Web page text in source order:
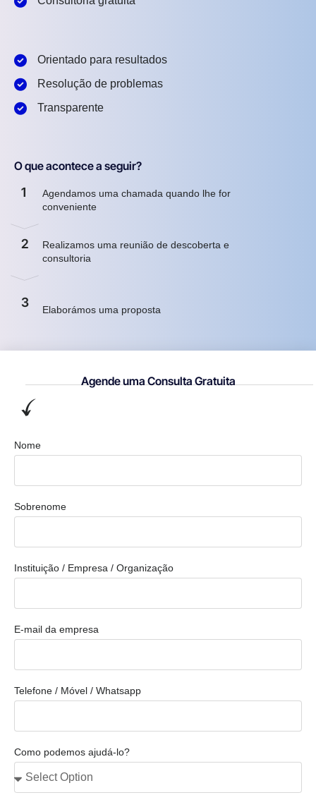
Orientado para resultados
Resolução de problemas
Transparente
O que acontece a seguir?
1
Agendamos uma chamada quando lhe for
conveniente
2
Realizamos uma reunião de descoberta e
consultoria
3 Elaborámos uma proposta
Agende uma Consulta Gratuita
Nome
Sobrenome
Instituição / Empresa / Organização
E-mail da empresa
Telefone / Móvel / Whatsapp
Como podemos ajudá-lo?